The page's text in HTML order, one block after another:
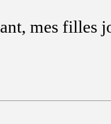
mes filles